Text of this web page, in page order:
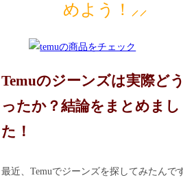
めよう！⸝⸝
Temuのジーンズは実際ど
ったか？結論をまとめまし
た！
最近、Temuでジーンズを探してみたんで